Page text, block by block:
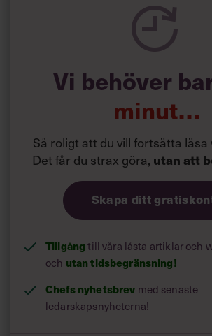
Vi behöver
minut…
Så roligt att du vill fortsätta
Det får du strax göra, utan att
Skapa ditt
Tillgångtill våra låsta artiklar och
och utan tidsbegränsning!
Chefs nyhetsbrev med senaste
ledarskapsnyheterna!